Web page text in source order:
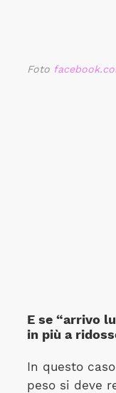
Foto
E se “arrivo
in più a
In questo
peso si deve